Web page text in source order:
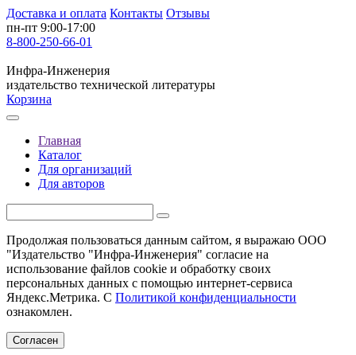
Доставка и оплата Контакты Отзывы
пн-пт 9:00-17:00
8-800-250-66-01
Инфра-Инженерия
издательство технической литературы
Корзина
Главная
Каталог
Для организаций
Для авторов
Продолжая пользоваться данным сайтом, я выражаю ООО
"Издательство "Инфра-Инженерия" согласие на
использование файлов cookie и обработку своих
персональных данных с помощью интернет-сервиса
Яндекс.Метрика. С Политикой конфиденциальности
ознакомлен.
Согласен